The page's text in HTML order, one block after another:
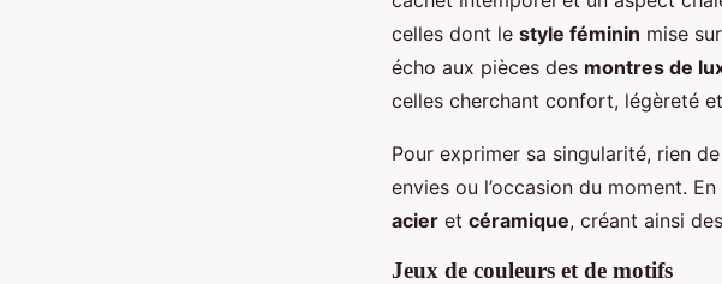
celles dont le style féminin mise
écho aux pièces des montres de
celles cherchant confort, légèreté
Pour exprimer sa singularité, rien
envies ou l’occasion du moment.
acier et céramique, créant ainsi
Jeux de couleurs et de motifs